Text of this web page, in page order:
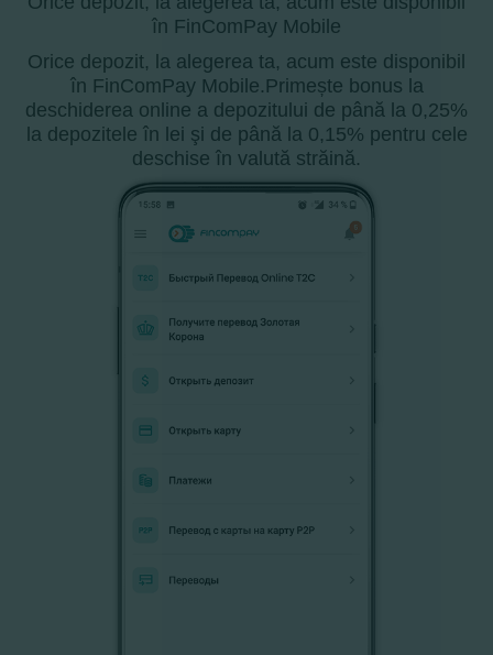
în FinComPay Mobile
Orice depozit, la alegerea ta, acum este disponibil
în FinComPay Mobile.Primește bonus la
deschiderea online a depozitului de până la 0,25%
la depozitele în lei şi de până la 0,15% pentru cele
deschise în valută străină.